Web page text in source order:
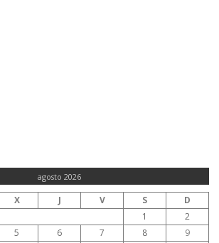
agosto 2026
X J V S
D
1
2
5 6 7 8
9